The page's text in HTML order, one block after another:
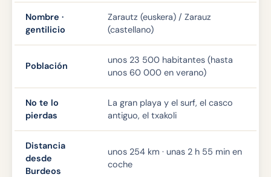
Nombre ·
gentilicio
Zarautz (euskera) / Zarauz
(castellano)
Población
unos 23 500 habitantes (hasta
unos 60 000 en verano)
No te lo
pierdas
La gran playa y el surf, el casco
antiguo, el txakoli
Distancia
desde
Burdeos
unos 254 km · unas 2 h 55 min en
coche